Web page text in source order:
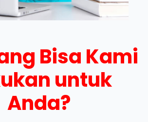
Bisa Kami
untuk
Anda?